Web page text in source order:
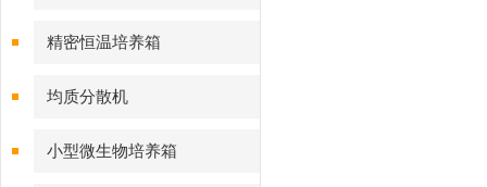
精密恒温培养箱
均质分散机
小型微生物培养箱